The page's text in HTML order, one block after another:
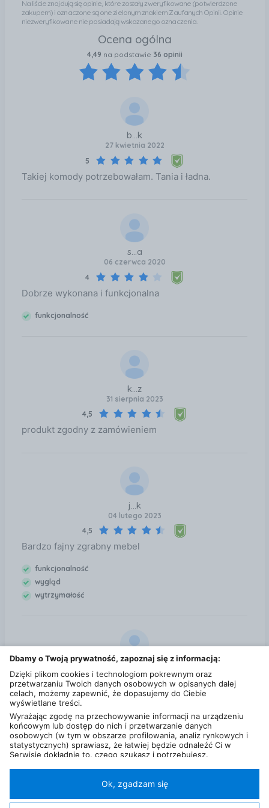
Biuro Kategoria: Komody, regały, witryny i półki Kolor
/ wzór: Dąb
Na liście znajdują się opinie, które zostały zweryfikowane (potwierdzone
zakupem) i oznaczone są one zielonym znakiem Zaufanych Opinii. Opinie
niezweryfikowane nie posiadają wskazanego oznaczenia.
Ocena ogólna
4,49 na podstawie 36 opinii
b...k
27 kwietnia 2022
5
Takiej komody potrzebowałam. Tania i ładna.
s...a
06 czerwca 2020
4
Dobrze wykonana i funkcjonalna
funkcjonalność
k...z
31 sierpnia 2023
4,5
produkt zgodny z zamówieniem
j...k
04 lutego 2023
4,5
Bardzo fajny zgrabny mebel
funkcjonalność
wygląd
wytrzymałość
Dorota
01 grudnia 2017
5
Ładna i funkcjonalna
Zobacz wszystkie opinie dla Forte Komoda Niko
NIKK34 na Ceneo
Kategorie
Miasta Sklepy FAQ Regulamin
Dbamy o Twoją prywatność, zapoznaj się z informacją:
Dzięki plikom cookies i technologiom pokrewnym oraz
przetwarzaniu Twoich danych osobowych w opisanych dalej
celach, możemy zapewnić, że dopasujemy do Ciebie
wyświetlane treści.
Wyrażając zgodę na przechowywanie informacji na urządzeniu
końcowym lub dostęp do nich i przetwarzanie danych
osobowych (w tym w obszarze profilowania, analiz rynkowych i
statystycznych) sprawiasz, że łatwiej będzie odnaleźć Ci w
Serwisie dokładnie to, czego szukasz i potrzebujesz.
internetowy, dane przeglądania)nasi partnerzy (129 partnerów)
Ok, zgadzam się